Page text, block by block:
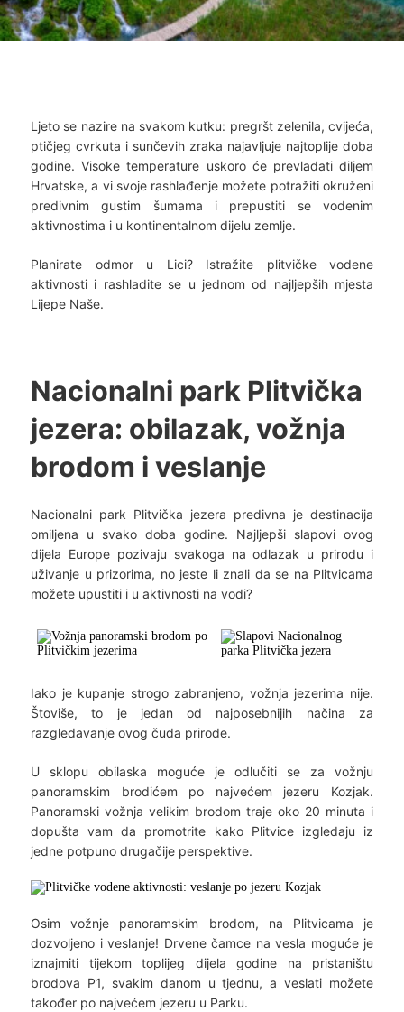
Ljeto se nazire na svakom kutku: pregršt zelenila, cvijeća,
ptičjeg cvrkuta i sunčevih zraka najavljuje najtoplije doba
godine. Visoke temperature uskoro će prevladati diljem
Hrvatske, a vi svoje rashlađenje možete potražiti okruženi
predivnim gustim šumama i prepustiti se vodenim
aktivnostima i u kontinentalnom dijelu zemlje.
Planirate odmor u Lici? Istražite plitvičke vodene
aktivnosti i rashladite se u jednom od najljepših mjesta
Lijepe Naše.
Nacionalni park Plitvička
jezera: obilazak, vožnja
brodom i veslanje
Nacionalni park Plitvička jezera predivna je destinacija
omiljena u svako doba godine. Najljepši slapovi ovog
dijela Europe pozivaju svakoga na odlazak u prirodu i
uživanje u prizorima, no jeste li znali da se na Plitvicama
možete upustiti i u aktivnosti na vodi?
Iako je kupanje strogo zabranjeno, vožnja jezerima nije.
Štoviše, to je jedan od najposebnijih načina za
razgledavanje ovog čuda prirode.
U sklopu obilaska moguće je odlučiti se za vožnju
panoramskim brodićem po najvećem jezeru Kozjak.
Panoramski vožnja velikim brodom traje oko 20 minuta i
dopušta vam da promotrite kako Plitvice izgledaju iz
jedne potpuno drugačije perspektive.
Osim vožnje panoramskim brodom, na Plitvicama je
dozvoljeno i veslanje! Drvene čamce na vesla moguće je
iznajmiti tijekom toplijeg dijela godine na pristaništu
brodova P1, svakim danom u tjednu, a veslati možete
također po najvećem jezeru u Parku.